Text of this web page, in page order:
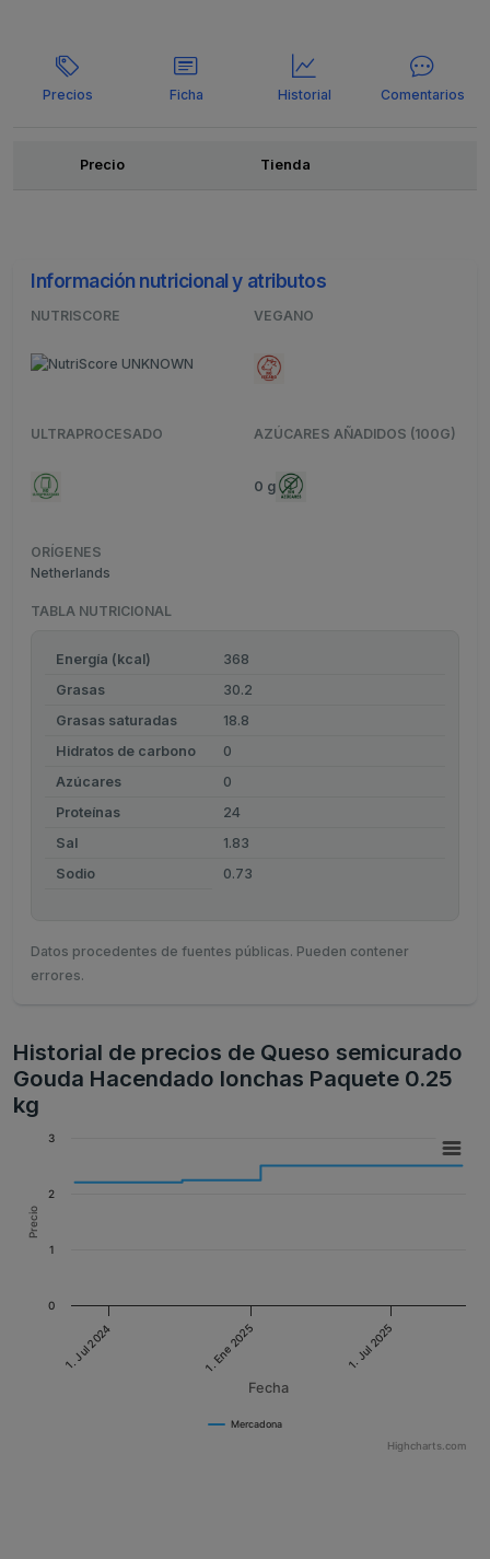
Precios Ficha Historial Comentarios
OfertasPrecio Tienda
Información nutricional y atributos
NUTRISCORE VEGANO
ULTRAPROCESADO AZÚCARES AÑADIDOS (100G)
0 g
ORÍGENES
Netherlands
TABLA NUTRICIONAL
Energía (kcal)
368
Grasas
30.2
Grasas saturadas
18.8
Hidratos de carbono
0
Azúcares
0
Proteínas
24
Sal
1.83
Sodio
0.73
Datos procedentes de fuentes públicas. Pueden contener
errores.
Historial de precios de Queso semicurado
Gouda Hacendado lonchas Paquete 0.25
kg
Fecha
Precio
1. Jul 2024 1. Ene 2025 1. Jul 2025
0
1
2
3
Mercadona
Highcharts.com